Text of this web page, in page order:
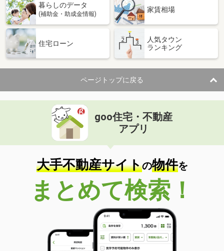
暮らしのデータ
(補助金・助成金情報)
家賃相場
住宅ローン
人気タウン
ランキング
ページトップに戻る
goo住宅・不動産
アプリ
大手不動産サイトの物件を
まとめて検索！